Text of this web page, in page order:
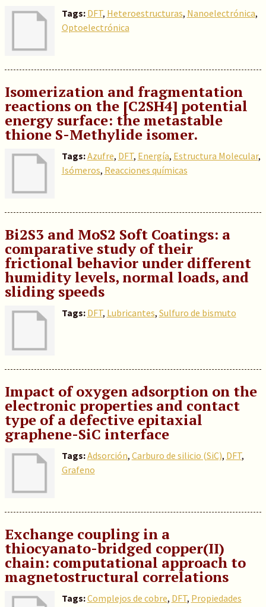
Tags: DFT, Heteroestructuras, Nanoelectrónica,
Optoelectrónica
Isomerization and fragmentation
reactions on the [C2SH4] potential
energy surface: the metastable
thione S-Methylide isomer.
Tags:Azufre, DFT, Energía, Estructura Molecular,
Isómeros, Reacciones químicas
Bi2S3 and MoS2 Soft Coatings: a
comparative study of their
frictional behavior under different
humidity levels, normal loads, and
sliding speeds
Tags: DFT, Lubricantes, Sulfuro de bismuto
Impact of oxygen adsorption on the
electronic properties and contact
type of a defective epitaxial
graphene-SiC interface
Tags:Adsorción, Carburo de silicio (SiC), DFT,
Grafeno
Exchange coupling in a
thiocyanato-bridged copper(II)
chain: computational approach to
magnetostructural correlations
Tags:Complejos de cobre, DFT, Propiedades